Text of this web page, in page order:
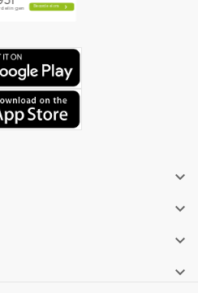



